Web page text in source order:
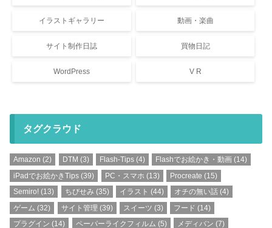
イラストギャラリー 動画・楽曲
サイト制作日誌 買物日記
WordPress V R
タグクラウド
Amazon (2) DTM (3) Flash-Tips(4) Flashでお絵かき・動画 (14)
iPadでお絵かきTips (39) PC・スマホ (13) Procreate (15)
Semiro! (13) ちびせみ (35) イラスト (44) オチの無い話 (4)
ゲーム (32) サイト管理 (39) スイーツ (3) フード (14)
プラグイン (14) ペーパーライクフィルム (5) メディバン (7)